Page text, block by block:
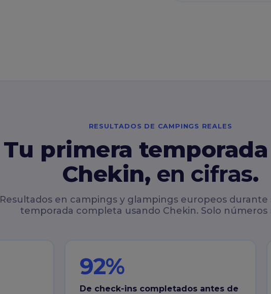
RESULTADOS DE CAMPINGS REALES
Tu primera
Chekin, en cifras.
Resultados en campings y glampings europeos durante
temporada completa usando Chekin. Solo números
92%
De check-ins completados antes de